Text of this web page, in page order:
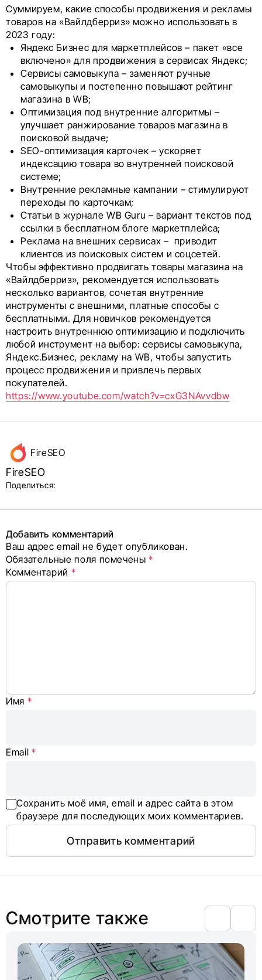
Суммируем, какие способы продвижения и рекламы
товаров на «Вайлдберриз» можно использовать в
2023 году:
Яндекс Бизнес для маркетплейсов – пакет «все
включено» для продвижения в сервисах Яндекс;
Сервисы самовыкупа – заменяют ручные
самовыкупы и постепенно повышают рейтинг
магазина в WB;
Оптимизация под внутренние алгоритмы –
улучшает ранжирование товаров магазина в
поисковой выдаче;
SEO-оптимизация карточек – ускоряет
индексацию товара во внутренней поисковой
системе;
Внутренние рекламные кампании – стимулируют
переходы по карточкам;
Статьи в журнале WB Guru – вариант текстов под
ссылки в бесплатном блоге маркетплейса;
Реклама на внешних сервисах – приводит
клиентов из поисковых систем и соцсетей.
Чтобы эффективно продвигать товары магазина на
«Вайлдберриз», рекомендуется использовать
несколько вариантов, сочетая внутренние
инструменты с внешними, платные способы с
бесплатными. Для новичков рекомендуется
настроить внутреннюю оптимизацию и подключить
любой инструмент на выбор: сервисы самовыкупа,
Яндекс.Бизнес, рекламу на WB, чтобы запустить
процесс продвижения и привлечь первых
покупателей.
https://www.youtube.com/watch?v=cxG3NAvvdbw
Данные
об авторе
и блок
поделиться
в соцсетях
FireSEO
FireSEO
Поделиться:
Добавить комментарий
Ваш адрес email не будет опубликован.
Обязательные поля помечены*
Комментарий *
Имя *
Email *
Сохранить моё имя, email и адрес сайта в этом
браузере для последующих моих комментариев.
Alternative:
Смотрите также